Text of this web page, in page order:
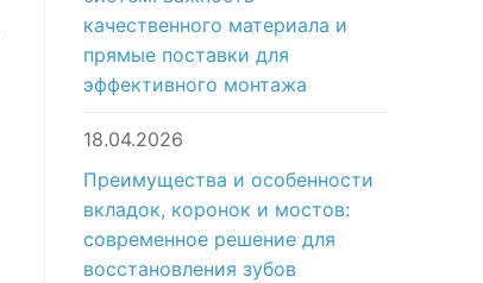
качественного материала и
прямые поставки для
эффективного монтажа
18.04.2026
Преимущества и особенности
вкладок, коронок и мостов:
современное решение для
восстановления зубов